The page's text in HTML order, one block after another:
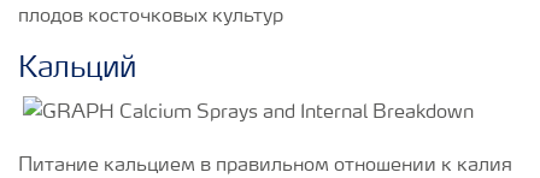
плодов косточковых культур
Кальций
Питание кальцием в правильном отношении к калия